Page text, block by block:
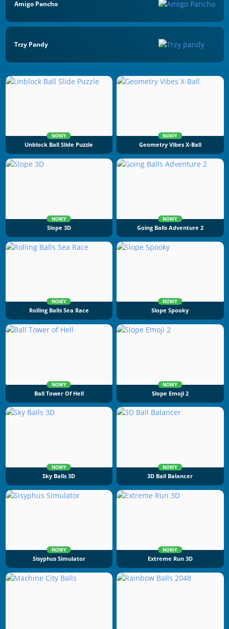
Amigo Pancho
Trzy Pandy
NOWY
Unblock Ball Slide Puzzle
NOWY
Geometry Vibes X-Ball
NOWY
Slope 3D
NOWY
Going Balls Adventure 2
NOWY
Rolling Balls Sea Race
NOWY
Slope Spooky
NOWY
Ball Tower Of Hell
NOWY
Slope Emoji 2
NOWY
Sky Balls 3D
NOWY
3D Ball Balancer
NOWY
Sisyphus Simulator
NOWY
Extreme Run 3D